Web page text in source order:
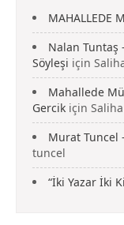
MAHALLEDE
Nalan Tuntaş
Söyleşi için
Mahallede
Gercik için Saliha
Murat Tuncel
tuncel
“İki Yazar İki